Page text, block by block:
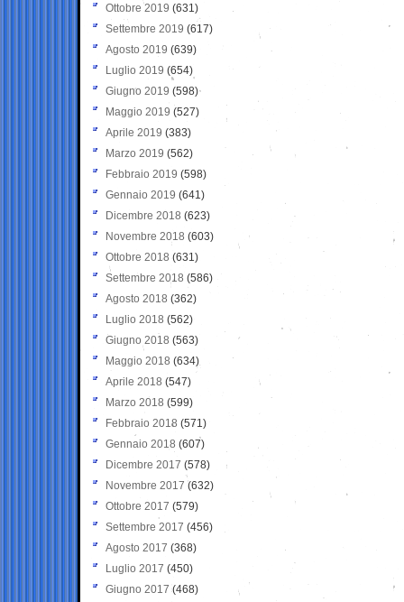
Ottobre 2019 (631)
Settembre 2019 (617)
Agosto 2019 (639)
Luglio 2019 (654)
Giugno 2019 (598)
Maggio 2019 (527)
Aprile 2019 (383)
Marzo 2019 (562)
Febbraio 2019 (598)
Gennaio 2019 (641)
Dicembre 2018 (623)
Novembre 2018 (603)
Ottobre 2018 (631)
Settembre 2018 (586)
Agosto 2018 (362)
Luglio 2018 (562)
Giugno 2018 (563)
Maggio 2018 (634)
Aprile 2018 (547)
Marzo 2018 (599)
Febbraio 2018 (571)
Gennaio 2018 (607)
Dicembre 2017 (578)
Novembre 2017 (632)
Ottobre 2017 (579)
Settembre 2017 (456)
Agosto 2017 (368)
Luglio 2017 (450)
Giugno 2017 (468)